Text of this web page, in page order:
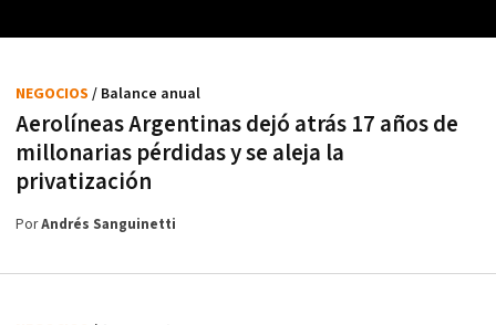
Aerolíneas Argentinas dejó atrás 17 años de
millonarias pérdidas y se aleja la
privatización
NEGOCIOS / Balance anual
PorAndrés Sanguinetti